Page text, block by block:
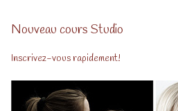
Nouveau cours Studio
Inscrivez-vous rapidement!